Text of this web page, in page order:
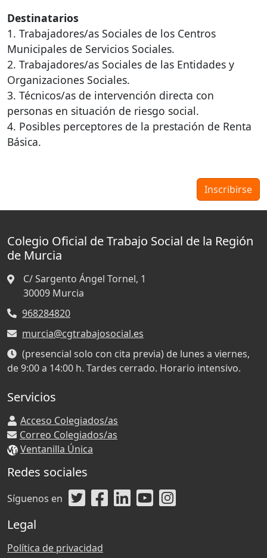
Destinatarios
1. Trabajadores/as Sociales de los Centros
Municipales de Servicios Sociales.
2. Trabajadores/as Sociales de las Entidades y
Organizaciones Sociales.
3. Técnicos/as de intervención directa con
personas en situación de riesgo social.
4. Posibles perceptores de la prestación de Renta
Básica.
Colegio Oficial de Trabajo Social de la Región
de Murcia
C/ Sargento Ángel Tornel, 1
30009 Murcia
968284820
murcia@cgtrabajosocial.es
(presencial solo con cita previa) de lunes a viernes,
de 9:00 a 14:00 h. Tardes cerrado. Horario intensivo.
Servicios
Acceso Colegiados/as
Correo Colegiados/as
Ventanilla Única
Redes sociales
Síguenos en
Legal
Política de privacidad